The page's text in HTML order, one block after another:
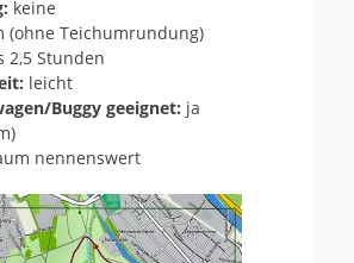
keine
(ohne Teichumrundung)
2,5 Stunden
leicht
Buggy geeignet: ja
nennenswert